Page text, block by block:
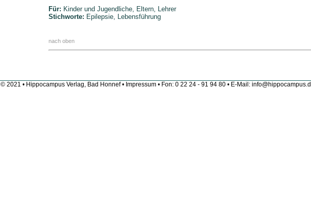
Für: Kinder und Jugendliche, Eltern, Lehrer
Stichworte: Epilepsie, Lebensführung
nach oben
© 2021 • Hippocampus Verlag, Bad Honnef • Impressum • Fon: 0 22 24 - 91 94 80 • E-Mail: